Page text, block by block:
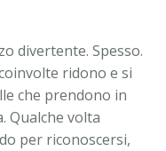
divertente. Spesso.
ridono e si
che prendono in
Qualche volta
per riconoscersi,